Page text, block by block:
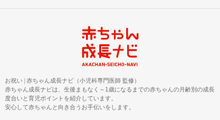
お祝い | 赤ちゃん成長ナビ（小児科専門医師 監修）
赤ちゃん成長ナビは、生後まもなく～1歳になるまでの赤ちゃんの月齢別の成長
度合いと育児ポイントを紹介しています。
安心して赤ちゃんと向き合うお手伝いをします。